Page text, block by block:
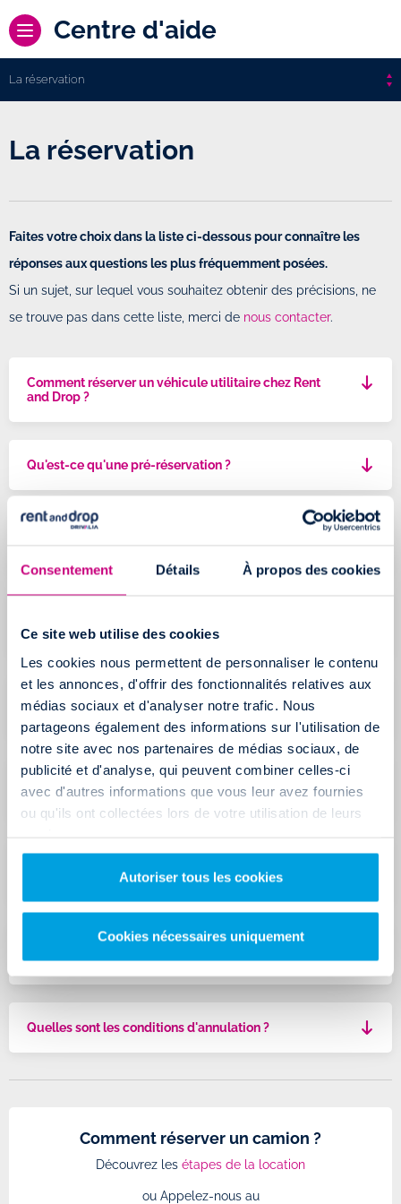
Consentement Détails À propos des cookies
Ce site web utilise des cookies
Les cookies nous permettent de personnaliser le contenu
et les annonces, d'offrir des fonctionnalités relatives aux
médias sociaux et d'analyser notre trafic. Nous
partageons également des informations sur l'utilisation de
notre site avec nos partenaires de médias sociaux, de
publicité et d'analyse, qui peuvent combiner celles-ci
avec d'autres informations que vous leur avez fournies
ou qu'ils ont collectées lors de votre utilisation de leurs
Autoriser tous les cookies
Cookies nécessaires uniquement
Centre d'aide
La réservation
La réservation
Faites votre choix dans la liste ci-dessous pour connaître les
réponses aux questions les plus fréquemment posées.
Si un sujet, sur lequel vous souhaitez obtenir des précisions, ne
se trouve pas dans cette liste, merci de nous contacter.
Comment réserver un véhicule utilitaire chez Rent
and Drop ?
Qu'est-ce qu'une pré-réservation ?
Comment savoir si ma pré-réservation est bien
effectuer ma réservation?
Quelles sont les conditions générales de réservation
et de location ?
Puis-je effectuer ma réservation autrement que sur
votre site internet ?
les dates de location qui m'intéressent ?
Quelles sont les différences entre le conducteur
principal et le conducteur additionnel ?
Quelles sont les conditions d'annulation ?
Comment réserver un camion ?
Découvrez les étapes de la location
ou Appelez-nous au